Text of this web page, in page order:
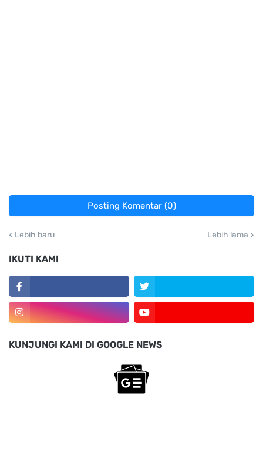
Posting Komentar (0)
Lebih baru Lebih lama
IKUTI KAMI
KUNJUNGI KAMI DI GOOGLE NEWS